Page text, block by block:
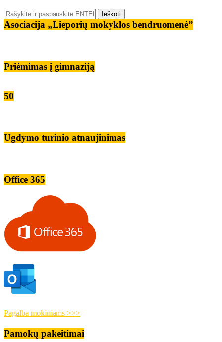
Asociacija „Lieporių mokyklos bendruomenė”
Priėmimas į gimnaziją
50
Ugdymo turinio atnaujinimas
Office 365
Pagalba mokiniams >>>
Pamokų pakeitimai